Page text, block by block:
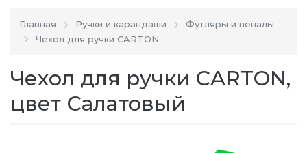
Главная Ручки и карандаши
Футляры и пеналы
Чехол для ручки CARTON
Чехол для ручки CARTON,
цвет Салатовый